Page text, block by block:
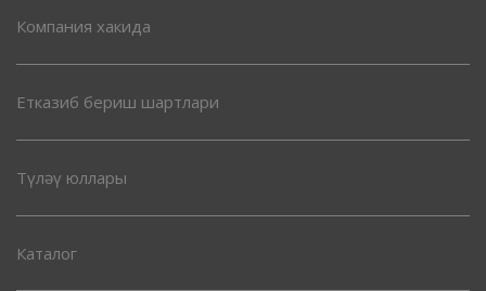
Компания хакида
Етказиб бериш шартлари
Түләү юллары
Каталог